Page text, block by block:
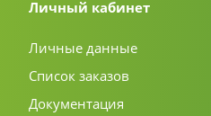
Личный кабинет
Личные данные
Список заказов
Документация